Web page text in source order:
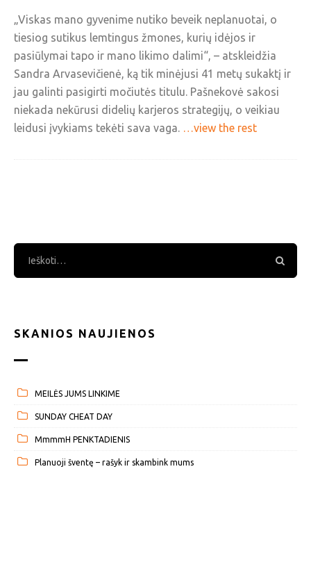
„Viskas mano gyvenime nutiko beveik neplanuotai, o
tiesiog sutikus lemtingus žmones, kurių idėjos ir
pasiūlymai tapo ir mano likimo dalimi“, – atskleidžia
Sandra Arvasevičienė, ką tik minėjusi 41 metų sukaktį ir
jau galinti pasigirti močiutės titulu. Pašnekovė sakosi
niekada nekūrusi didelių karjeros strategijų, o veikiau
leidusi įvykiams tekėti sava vaga. …view the rest
SKANIOS NAUJIENOS
MEILĖS JUMS LINKIME
SUNDAY CHEAT DAY
MmmmH PENKTADIENIS
Planuoji šventę – rašyk ir skambink mums